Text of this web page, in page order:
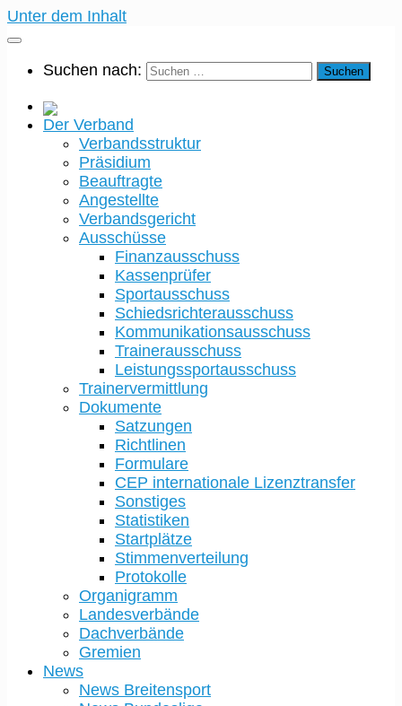
Unter dem Inhalt
Suchen nach:
Der Verband
Verbandsstruktur
Präsidium
Beauftragte
Angestellte
Verbandsgericht
Ausschüsse
Finanzausschuss
Kassenprüfer
Sportausschuss
Schiedsrichterausschuss
Kommunikationsausschuss
Trainerausschuss
Leistungssportausschuss
Trainervermittlung
Dokumente
Satzungen
Richtlinen
Formulare
CEP internationale Lizenztransfer
Sonstiges
Statistiken
Startplätze
Stimmenverteilung
Protokolle
Organigramm
Landesverbände
Dachverbände
Gremien
News
News Breitensport